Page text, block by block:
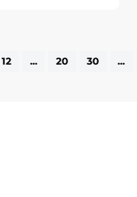
12 ... 20 30 ...